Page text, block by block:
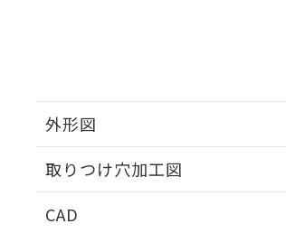
外形図
取りつけ穴加工図
CAD